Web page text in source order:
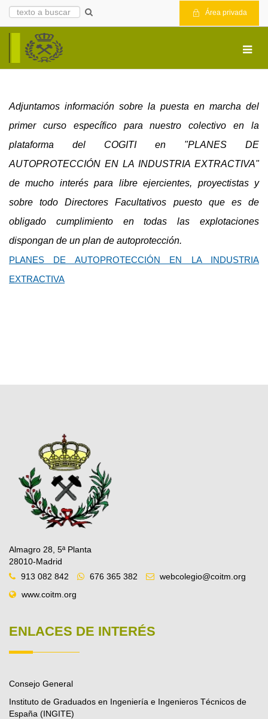
Área privada
Adjuntamos información sobre la puesta en marcha del
primer curso específico para nuestro colectivo en la
plataforma del COGITI en "PLANES DE
AUTOPROTECCIÓN EN LA INDUSTRIA EXTRACTIVA"
de mucho interés para libre ejercientes, proyectistas y
sobre todo Directores Facultativos puesto que es de
obligado cumplimiento en todas las explotaciones
dispongan de un plan de autoprotección.
PLANES DE AUTOPROTECCIÓN EN LA INDUSTRIA
EXTRACTIVA
Almagro 28, 5ª Planta
28010-Madrid
913 082 842
676 365 382
webcolegio@coitm.org
www.coitm.org
ENLACES DE INTERÉS
Consejo General
Instituto de Graduados en Ingeniería e Ingenieros Técnicos de
España (INGITE)